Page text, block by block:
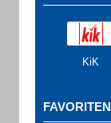
KiK